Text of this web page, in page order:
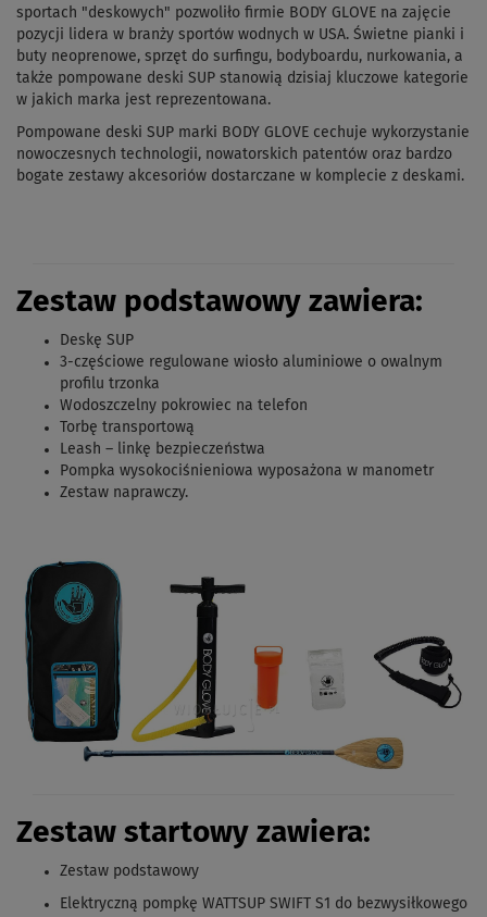
sportach "deskowych" pozwoliło firmie BODY GLOVE na zajęcie
pozycji lidera w branży sportów wodnych w USA. Świetne pianki i
buty neoprenowe, sprzęt do surfingu, bodyboardu, nurkowania, a
także pompowane deski SUP stanowią dzisiaj kluczowe kategorie
w jakich marka jest reprezentowana.
Pompowane deski SUP marki BODY GLOVE cechuje wykorzystanie
nowoczesnych technologii, nowatorskich patentów oraz bardzo
bogate zestawy akcesoriów dostarczane w komplecie z deskami.
Zestaw podstawowy zawiera:
Deskę SUP
3-częściowe regulowane wiosło aluminiowe o owalnym
profilu trzonka
Wodoszczelny pokrowiec na telefon
Torbę transportową
Leash – linkę bezpieczeństwa
Pompka wysokociśnieniowa wyposażona w manometr
Zestaw naprawczy.
Zestaw startowy zawiera:
Zestaw podstawowy
Elektryczną pompkę WATTSUP SWIFT S1 do bezwysiłkowego